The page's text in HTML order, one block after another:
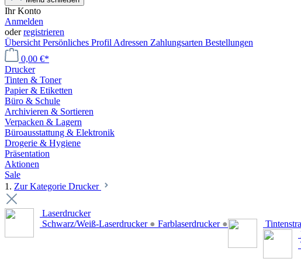
Ihr Konto
Anmelden
oderregistrieren
Übersicht Persönliches Profil Adressen Zahlungsarten Bestellungen
0,00 €*
Drucker
Tinten & Toner
Papier & Etiketten
Büro & Schule
Archivieren & Sortieren
Verpacken & Lagern
Büroausstattung & Elektronik
Drogerie & Hygiene
Präsentation
Aktionen
Sale
1. Zur Kategorie Drucker
Laserdrucker
Schwarz/Weiß-Laserdrucker ● Farblaserdrucker ●